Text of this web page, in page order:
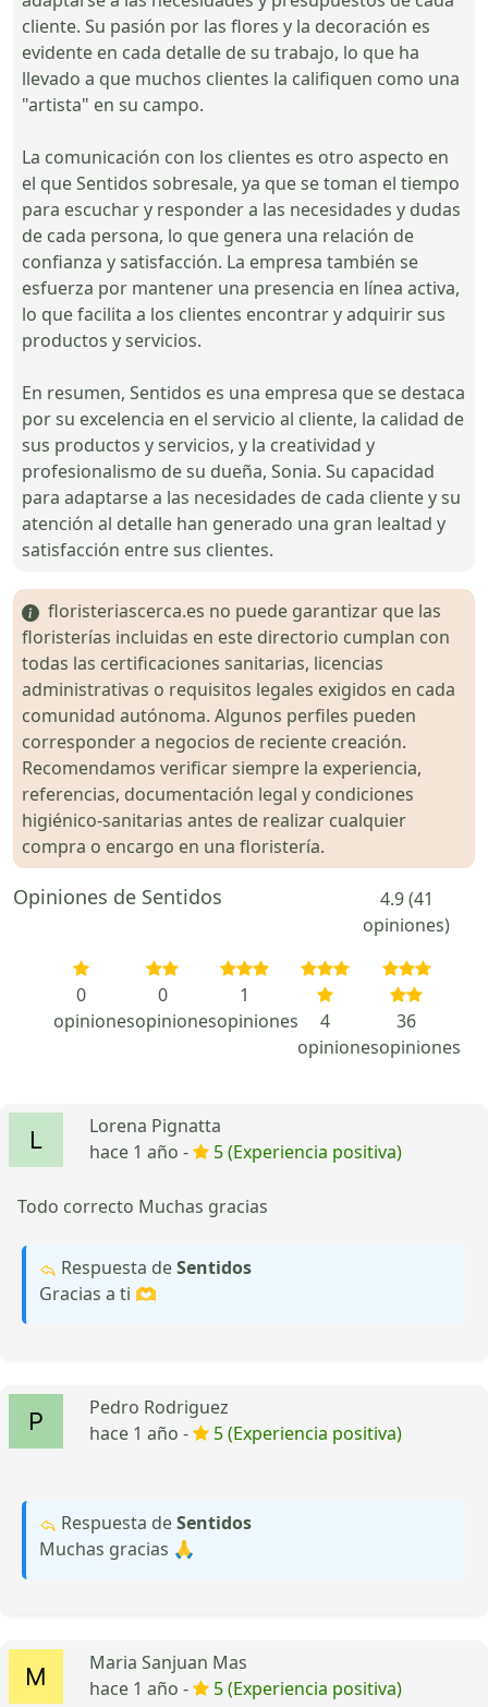
cliente. Su pasión por las flores y la decoración es
evidente en cada detalle de su trabajo, lo que ha
llevado a que muchos clientes la califiquen como una
"artista" en su campo.
La comunicación con los clientes es otro aspecto en
el que Sentidos sobresale, ya que se toman el tiempo
para escuchar y responder a las necesidades y dudas
de cada persona, lo que genera una relación de
confianza y satisfacción. La empresa también se
esfuerza por mantener una presencia en línea activa,
lo que facilita a los clientes encontrar y adquirir sus
productos y servicios.
En resumen, Sentidos es una empresa que se destaca
por su excelencia en el servicio al cliente, la calidad de
sus productos y servicios, y la creatividad y
profesionalismo de su dueña, Sonia. Su capacidad
para adaptarse a las necesidades de cada cliente y su
atención al detalle han generado una gran lealtad y
satisfacción entre sus clientes.
floristeriascerca.es no puede garantizar que las
floristerías incluidas en este directorio cumplan con
todas las certificaciones sanitarias, licencias
administrativas o requisitos legales exigidos en cada
comunidad autónoma. Algunos perfiles pueden
corresponder a negocios de reciente creación.
Recomendamos verificar siempre la experiencia,
referencias, documentación legal y condiciones
higiénico-sanitarias antes de realizar cualquier
compra o encargo en una floristería.
Opiniones de Sentidos
4.9 (41
opiniones)
0
opiniones
0
opiniones
1
opiniones
4
opiniones
36
opiniones
Lorena Pignatta
hace 1 año -
5 (Experiencia positiva)
Todo correcto Muchas gracias
Respuesta deSentidos
Gracias a ti 🫶
Pedro Rodriguez
hace 1 año -
5 (Experiencia positiva)
Respuesta deSentidos
Muchas gracias 🙏
Maria Sanjuan Mas
hace 1 año -
5 (Experiencia positiva)